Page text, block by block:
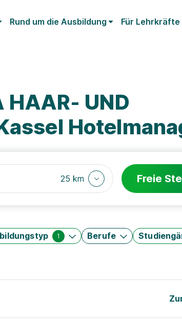
Rund um die Ausbildung Für Lehrkräfte
HAAR- UND
25 km Freie
1 Berufe